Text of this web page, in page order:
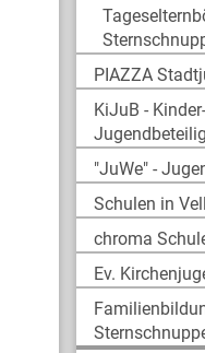
PIAZZA
KiJuB -
"JuWe" -
Schulen in
chroma
Ev.